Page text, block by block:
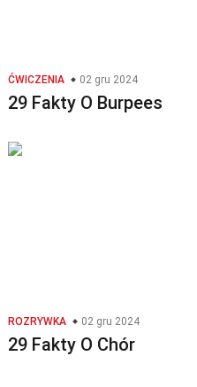
ĆWICZENIA 02 gru 2024
29 Fakty O Burpees
ROZRYWKA 02 gru 2024
29 Fakty O Chór